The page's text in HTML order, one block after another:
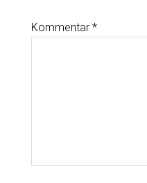
Kommentar *